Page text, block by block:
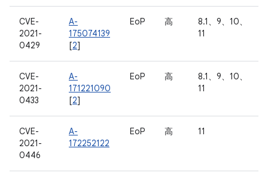
CVE-
2021-
0429
A-
175074139
[2]
EoP 高
8.1、9、10、
11
CVE-
2021-
0433
A-
171221090
[2]
EoP 高
8.1、9、10、
11
CVE-
2021-
0446
A-
172252122
EoP 高 11